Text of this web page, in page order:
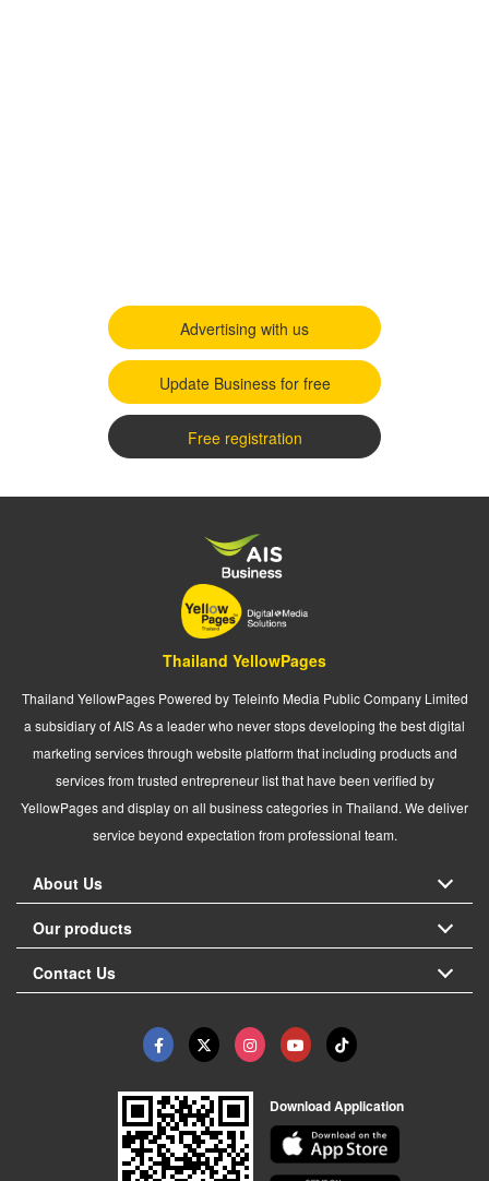
Advertising with us
Update Business for free
Free registration
Thailand YellowPages
Thailand YellowPages Powered by Teleinfo Media Public Company Limited
a subsidiary of AIS As a leader who never stops developing the best digital
marketing services through website platform that including products and
services from trusted entrepreneur list that have been verified by
YellowPages and display on all business categories in Thailand. We deliver
service beyond expectation from professional team.
About Us
Our products
Contact Us
Download Application